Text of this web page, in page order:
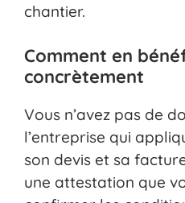
chantier.
Comment en
concrètement
Vous n’avez pas de
l’entreprise qui
son devis et sa
une attestation que